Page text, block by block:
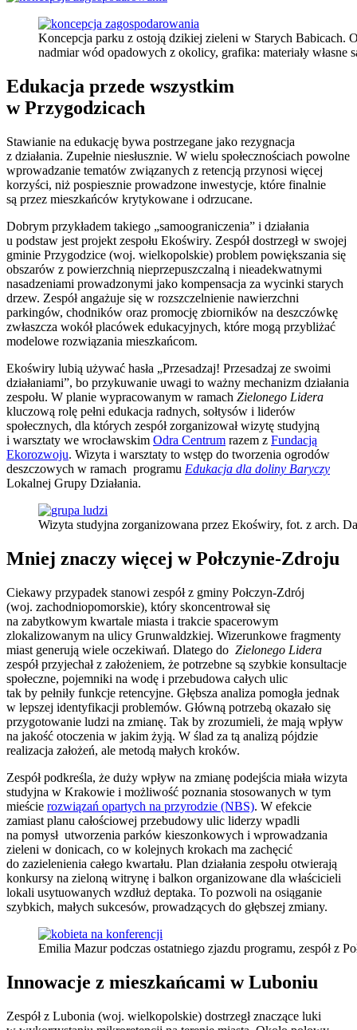
Koncepcja parku z ostoją dzikiej zieleni w Starych Babicach.
nadmiar wód opadowych z okolicy, grafika: materiały własne
Edukacja przede wszystkim
w Przygodzicach
Stawianie na edukację bywa postrzegane jako rezygnacja
z działania. Zupełnie niesłusznie. W wielu społecznościach powolne
wprowadzanie tematów związanych z retencją przynosi więcej
korzyści, niż pospiesznie prowadzone inwestycje, które finalnie
są przez mieszkańców krytykowane i odrzucane.
Dobrym przykładem takiego „samoograniczenia” i działania
u podstaw jest projekt zespołu Ekoświry. Zespół dostrzegł w swojej
gminie Przygodzice (woj. wielkopolskie) problem powiększania się
obszarów z powierzchnią nieprzepuszczalną i nieadekwatnymi
nasadzeniami prowadzonymi jako kompensacja za wycinki starych
drzew. Zespół angażuje się w rozszczelnienie nawierzchni
parkingów, chodników oraz promocję zbiorników na deszczówkę
zwłaszcza wokół placówek edukacyjnych, które mogą przybliżać
modelowe rozwiązania mieszkańcom.
Ekoświry lubią używać hasła „Przesadzaj! Przesadzaj ze swoimi
działaniami”, bo przykuwanie uwagi to ważny mechanizm działania
zespołu. W planie wypracowanym w ramach Zielonego Lidera
kluczową rolę pełni edukacja radnych, sołtysów i liderów
społecznych, dla których zespół zorganizował wizytę studyjną
i warsztaty we wrocławskim Odra Centrum razem z Fundacją
Ekorozwoju. Wizyta i warsztaty to wstęp do tworzenia ogrodów
deszczowych w ramach programu Edukacja dla doliny Baryczy
Lokalnej Grupy Działania.
Wizyta studyjna zorganizowana przez Ekoświry, fot. z arch.
Mniej znaczy więcej w Połczynie-Zdroju
Ciekawy przypadek stanowi zespół z gminy Połczyn-Zdrój
(woj. zachodniopomorskie), który skoncentrował się
na zabytkowym kwartale miasta i trakcie spacerowym
zlokalizowanym na ulicy Grunwaldzkiej. Wizerunkowe fragmenty
miast generują wiele oczekiwań. Dlatego do Zielonego Lidera
zespół przyjechał z założeniem, że potrzebne są szybkie konsultacje
społeczne, pojemniki na wodę i przebudowa całych ulic
tak by pełniły funkcje retencyjne. Głębsza analiza pomogła jednak
w lepszej identyfikacji problemów. Główną potrzebą okazało się
przygotowanie ludzi na zmianę. Tak by zrozumieli, że mają wpływ
na jakość otoczenia w jakim żyją. W ślad za tą analizą pójdzie
realizacja założeń, ale metodą małych kroków.
Zespół podkreśla, że duży wpływ na zmianę podejścia miała wizyta
studyjna w Krakowie i możliwość poznania stosowanych w tym
mieście rozwiązań opartych na przyrodzie (NBS). W efekcie
zamiast planu całościowej przebudowy ulic liderzy wpadli
na pomysł utworzenia parków kieszonkowych i wprowadzania
zieleni w donicach, co w kolejnych krokach ma zachęcić
do zazielenienia całego kwartału. Plan działania zespołu otwierają
konkursy na zieloną witrynę i balkon organizowane dla właścicieli
lokali usytuowanych wzdłuż deptaka. To pozwoli na osiąganie
szybkich, małych sukcesów, prowadzących do głębszej zmiany.
Emilia Mazur podczas ostatniego zjazdu programu, zespół z
Innowacje z mieszkańcami w Luboniu
Zespół z Lubonia (woj. wielkopolskie) dostrzegł znaczące luki